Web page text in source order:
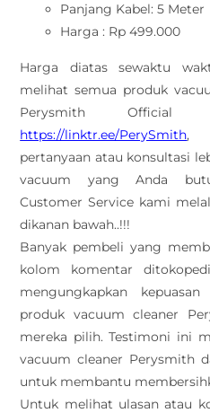
Panjang Kabel: 5 Meter
Harga : Rp 499.000
Harga diatas sewaktu
melihat semua produk
Perysmith
https://linktr.ee/PerySmith,
pertanyaan atau konsultasi
vacuum yang Anda
Customer Service kami
dikanan bawah..!!!
Banyak pembeli yang
kolom komentar
mengungkapkan
produk vacuum cleaner
mereka pilih. Testimoni ini
vacuum cleaner Perysmith
untuk membantu
Untuk melihat ulasan atau